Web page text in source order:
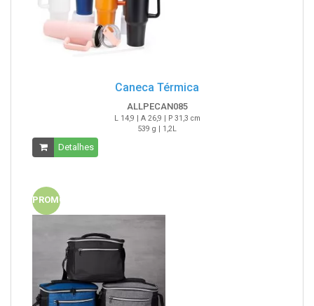
Caneca Térmica
ALLPECAN085
L 14,9 | A 26,9 | P 31,3 cm
539 g | 1,2L
Detalhes
PROMO